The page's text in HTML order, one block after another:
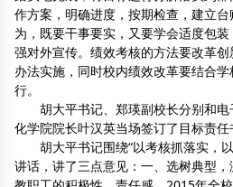
作方案，明确进度，按期检查，建立
为，既要干事要实，又要学会适度包
强对外宣传。绩效考核的方法要改革
办法实施，同时校内绩效改革要结合
行。
胡大平书记、郑瑛副校长分别和
化学院院长叶汉英当场签订了目标责任
胡大平书记围绕“以考核抓落实，
讲话，讲了三点意见：一、选树典型